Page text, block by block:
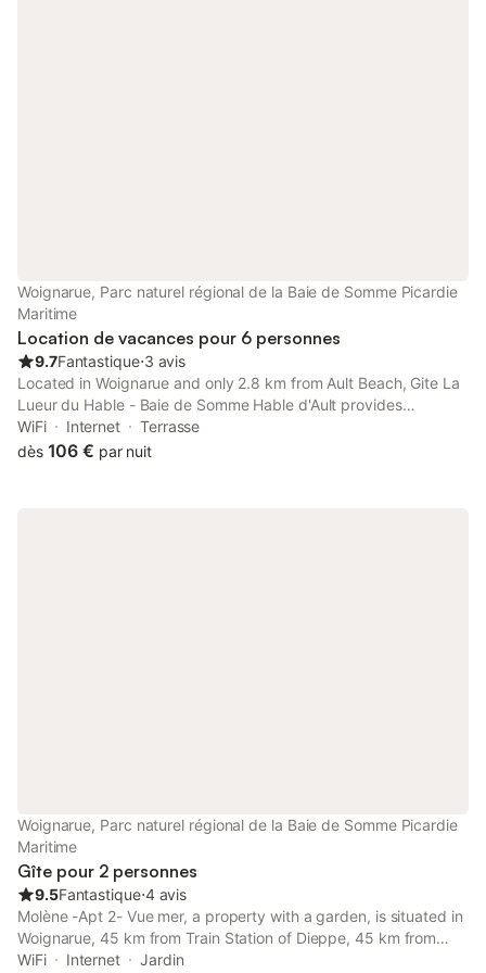
Woignarue, Parc naturel régional de la Baie de Somme Picardie
Maritime
Location de vacances pour 6 personnes
9.7Fantastique⋅3 avis
Located in Woignarue and only 2.8 km from Ault Beach, Gite La
Lueur du Hable - Baie de Somme Hable d'Ault provides
accommodation with inner courtyard views, free WiFi and free
private parking.
WiFi Internet
Terrasse
dès 106 € par nuit
Woignarue, Parc naturel régional de la Baie de Somme Picardie
Maritime
Gîte pour 2 personnes
9.5Fantastique⋅4 avis
Molène -Apt 2- Vue mer, a property with a garden, is situated in
Woignarue, 45 km from Train Station of Dieppe, 45 km from
Dieppe Casino, as well as 41 km from Church of Notre-Dame de
WiFi Internet
Jardin